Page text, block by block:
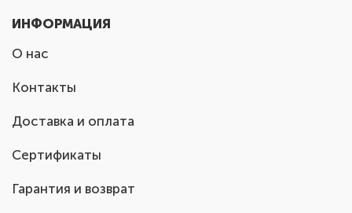
ИНФОРМАЦИЯ
О нас
Контакты
Доставка и оплата
Сертификаты
Гарантия и возврат